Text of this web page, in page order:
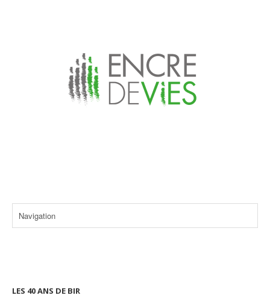
LES 40 ANS DE BIR